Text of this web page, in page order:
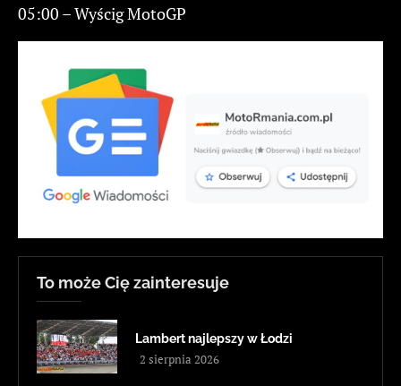
05:00 – Wyścig MotoGP
To może Cię zainteresuje
Lambert najlepszy w Łodzi
2 sierpnia 2026